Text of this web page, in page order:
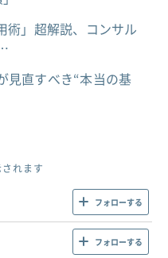
術」超解説、コンサル
直すべき“本当の基
れます
フォローする
フォローする